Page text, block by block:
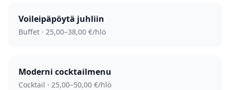
Voileipäpöytä juhliin
Buffet · 25,00–38,00 €/hlö
Moderni cocktail­menu
Cocktail · 25,00–50,00 €/hlö